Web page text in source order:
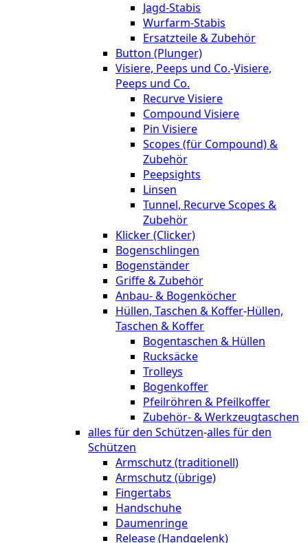
Jagd-Stabis
Wurfarm-Stabis
Ersatzteile & Zubehör
Button (Plunger)
Visiere, Peeps und Co.-Visiere,
Peeps und Co.
Recurve Visiere
Compound Visiere
Pin Visiere
Scopes (für Compound) &
Zubehör
Peepsights
Linsen
Tunnel, Recurve Scopes &
Zubehör
Klicker (Clicker)
Bogenschlingen
Bogenständer
Griffe & Zubehör
Anbau- & Bogenköcher
Hüllen, Taschen & Koffer-Hüllen,
Taschen & Koffer
Bogentaschen & Hüllen
Rucksäcke
Trolleys
Bogenkoffer
Pfeilröhren & Pfeilkoffer
Zubehör- & Werkzeugtaschen
alles für den Schützen-alles für den
Schützen
Armschutz (traditionell)
Armschutz (übrige)
Fingertabs
Handschuhe
Daumenringe
Release (Handgelenk)